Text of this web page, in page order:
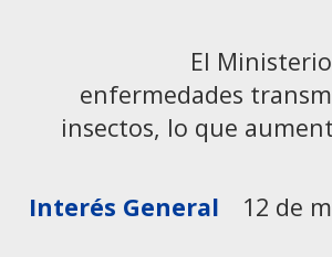
El
enfermedades
insectos, lo que
Interés General
12 de